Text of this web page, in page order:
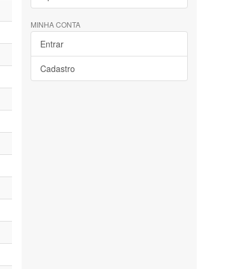
MINHA CONTA
Entrar
Cadastro